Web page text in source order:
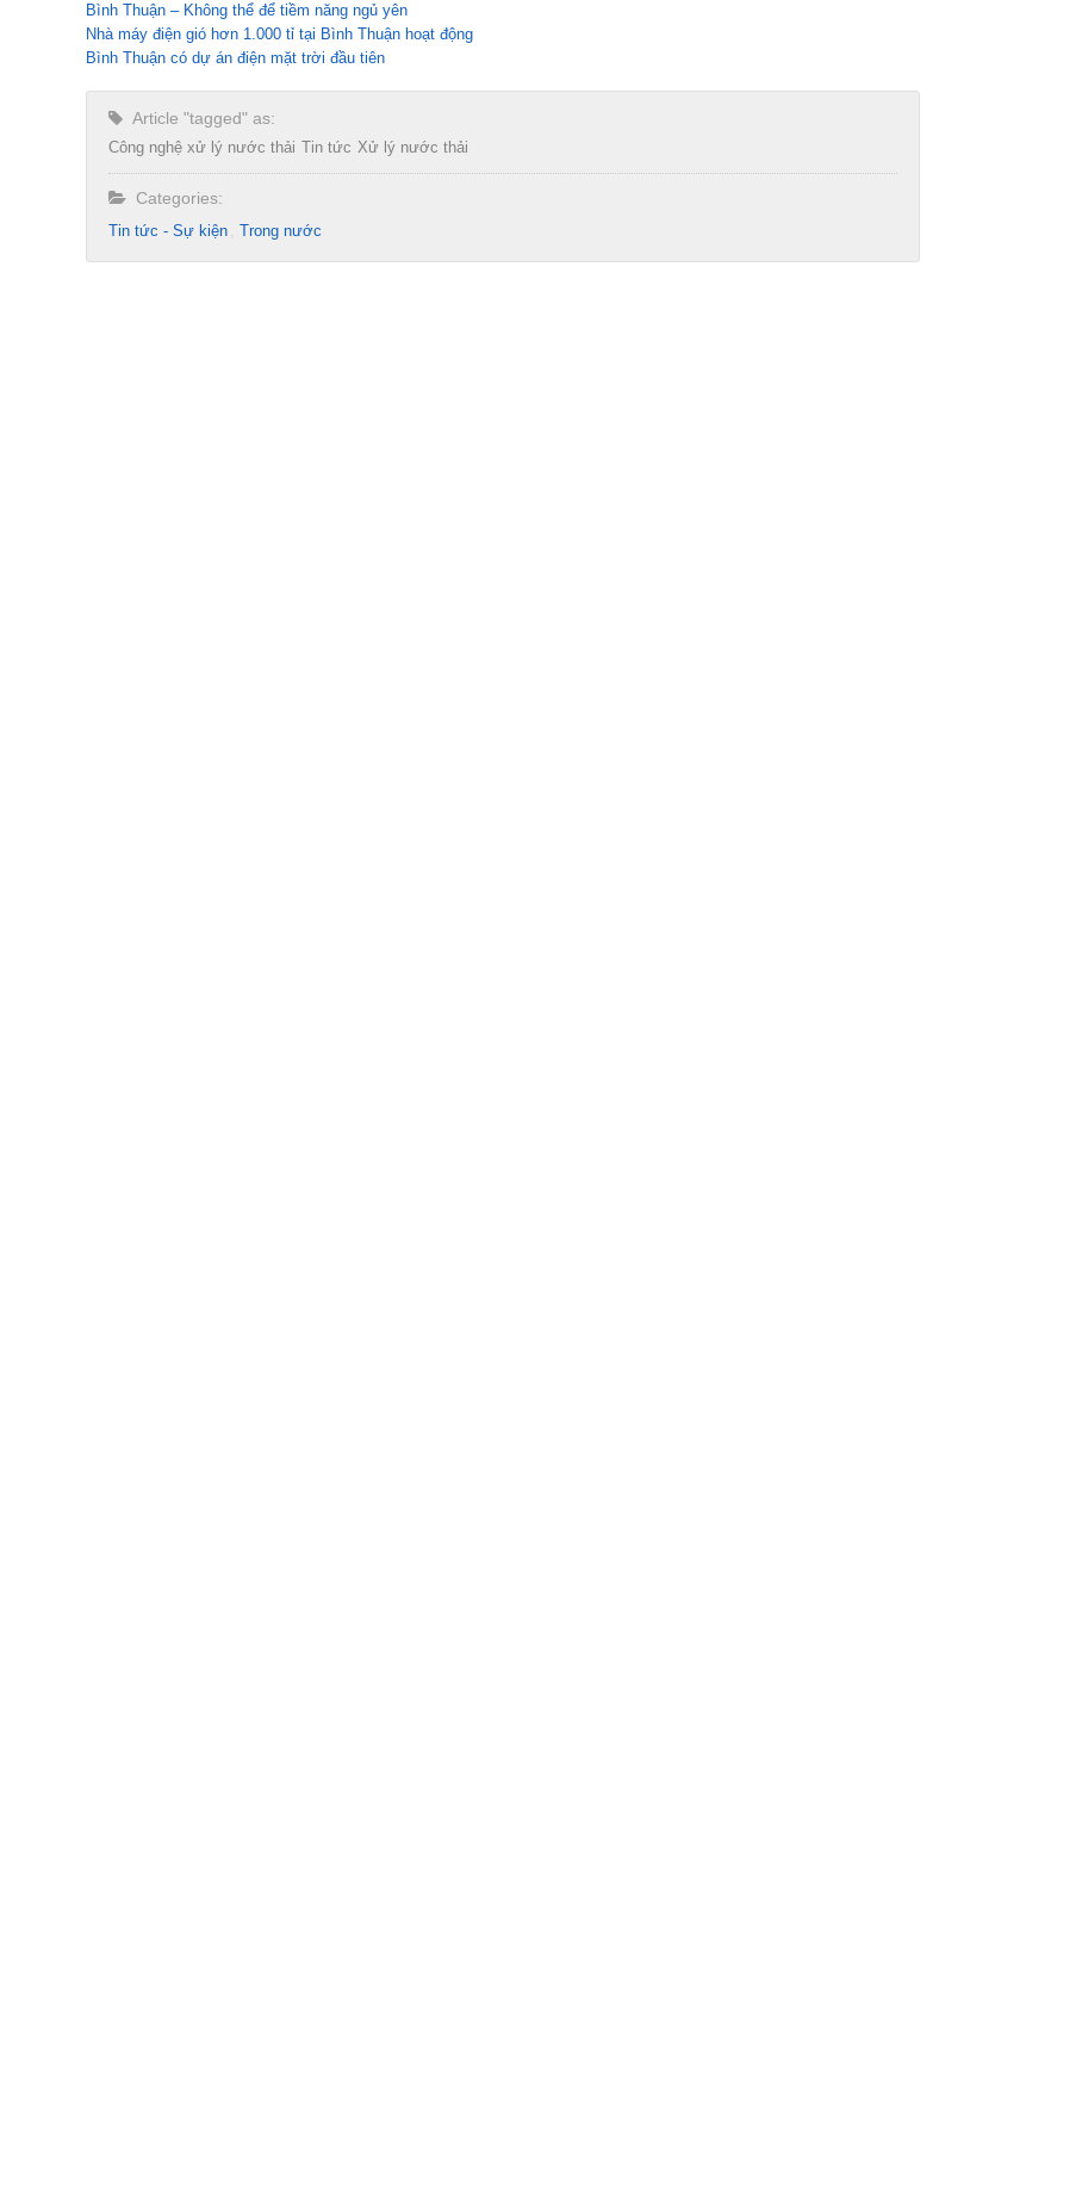
Bình Thuận – Không thể để tiềm năng ngủ yên
Nhà máy điện gió hơn 1.000 tỉ tại Bình Thuận hoạt động
Bình Thuận có dự án điện mặt trời đầu tiên
Article "tagged" as:
Công nghệ xử lý nước thải Tin tức Xử lý nước thải
Categories:
Tin tức - Sự kiện Trong nước